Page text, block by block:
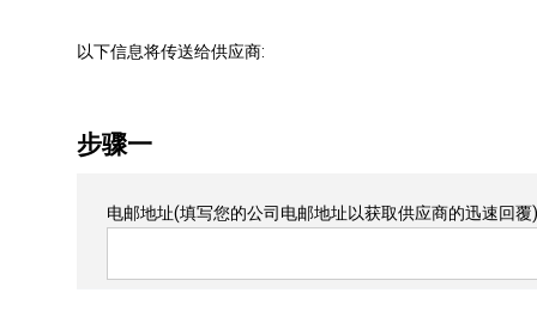
以下信息将传送给供应商:
步骤一
电邮地址(填写您的公司电邮地址以获取供应商的迅速回覆)